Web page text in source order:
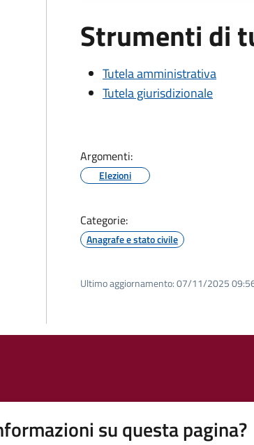
Strumenti di
Tutela amministrativa
Tutela giurisdizionale
Argomenti:
Elezioni
Categorie:
Anagrafe e stato civile
Ultimo aggiornamento:07/11/2025
su questa pagina?